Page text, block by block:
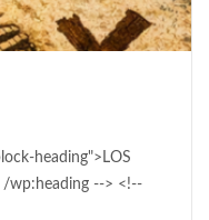
heading">LOS
/wp:heading --> <!--